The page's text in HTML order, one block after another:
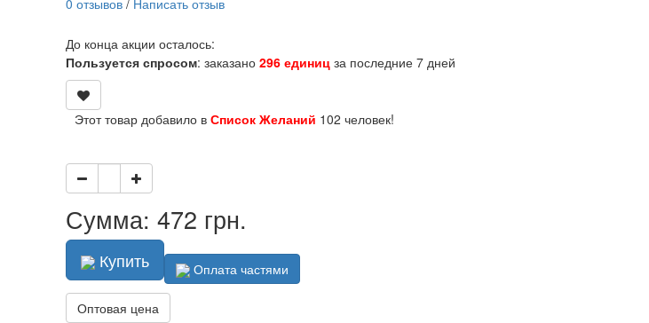
До конца акции осталось:
Пользуется спросом: заказано 296 единиц за последние 7 дней
Этот товар добавило в Список Желаний 102 человек!
Сумма: 472 грн.
Купить Оплата частями
Оптовая цена